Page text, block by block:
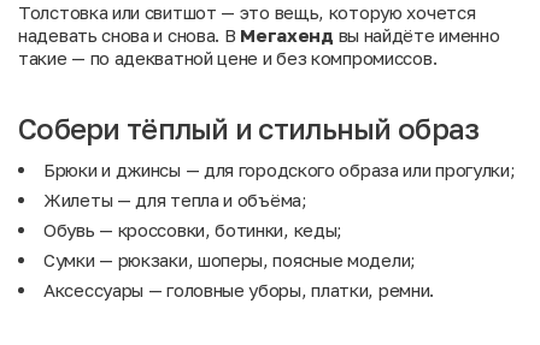
Толстовка или свитшот — это вещь, которую хочется
надевать снова и снова. В Мегахенд вы найдёте именно
такие — по адекватной цене и без компромиссов.
Собери тёплый и стильный образ
Брюки и джинсы — для городского образа или прогулки;
Жилеты — для тепла и объёма;
Обувь — кроссовки, ботинки, кеды;
Сумки — рюкзаки, шоперы, поясные модели;
Аксессуары — головные уборы, платки, ремни.